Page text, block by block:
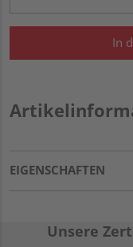
In
EIGENSCHAFTEN
Unsere